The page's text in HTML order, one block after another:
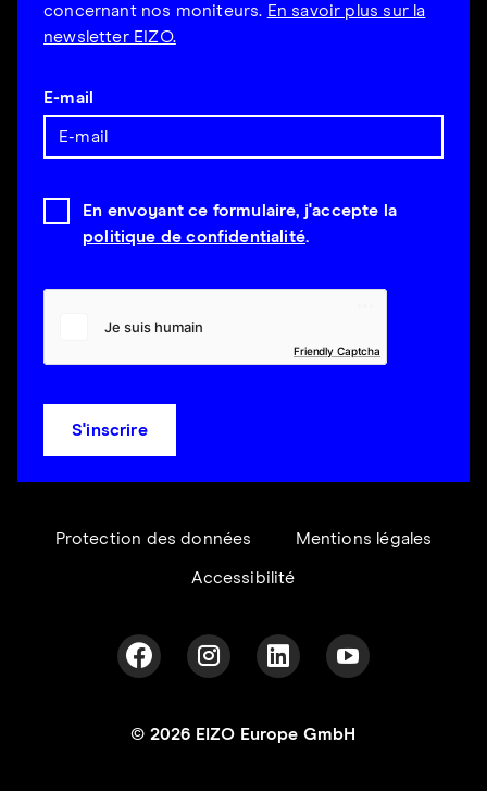
concernant nos moniteurs. En savoir plus sur la
newsletter EIZO.
E-mail
En envoyant ce formulaire, j'accepte la
politique de confidentialité.
Friendly Captcha
S'inscrire
Protection des données Mentions légales
Accessibilité
© 2026 EIZO Europe GmbH